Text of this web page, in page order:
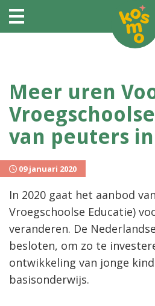
Meer uren
van peuters in
09 januari 2020
In 2020 gaat het aanbod
Vroegschoolse Educatie)
veranderen. De
besloten, om zo te
ontwikkeling van jonge
basisonderwijs.